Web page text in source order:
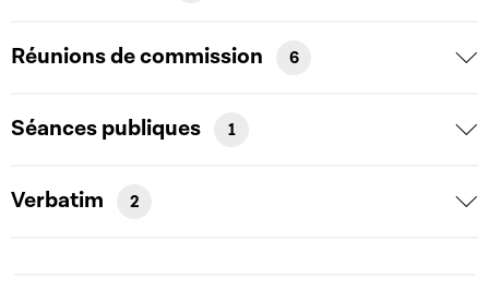
Réunions de commission 6
Séances publiques 1
Verbatim 2